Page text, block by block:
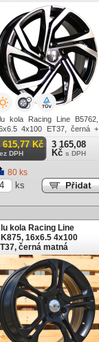
kola Racing Line B5762,
4x100 ET37, černá +
615,77 Kč
DPH
3 165,08
Kč s DPH
80 ks
ks
kola Racing Line
16x6.5 4x100
černá matná